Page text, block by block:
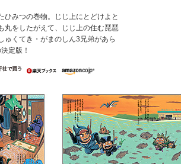
ひみつの巻物。じじ上にとどけよと
丸をしたがえて、じじ上の住む琵琶
ゅくてき・がまのしん3兄弟があら
定版！